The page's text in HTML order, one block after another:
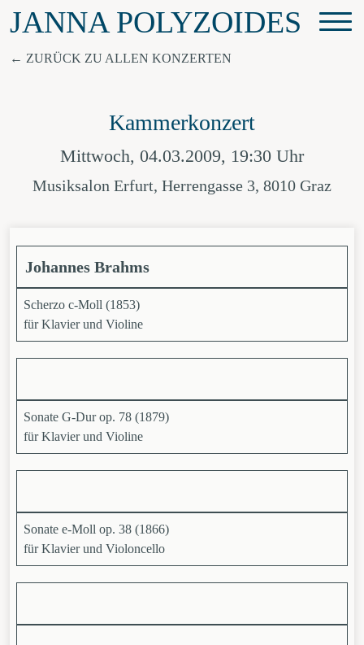
JANNA POLYZOIDES
ZURÜCK ZU ALLEN KONZERTEN
Kammerkonzert
Mittwoch, 04.03.2009, 19:30 Uhr
Musiksalon Erfurt, Herrengasse 3, 8010 Graz
Johannes Brahms
Scherzo c-Moll (1853)
für Klavier und Violine
Sonate G-Dur op. 78 (1879)
für Klavier und Violine
Sonate e-Moll op. 38 (1866)
für Klavier und Violoncello